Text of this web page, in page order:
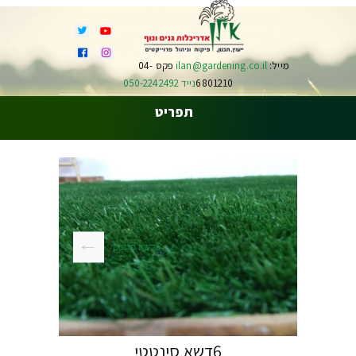
מייל:ilan@gardening.co.il
פקס 04-
6801210נייד 050-2242492
תפריט
5דשא סינטטי